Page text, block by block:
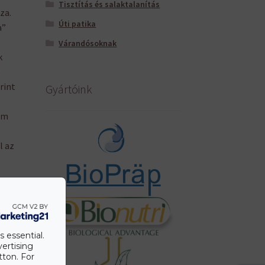
az
Az
Tisztítás és salaktalanítás
Úti patika
Várandósoknak
Gyártóink
essential.
For